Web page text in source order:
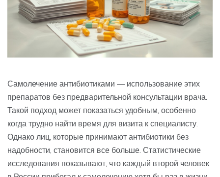
Самолечение антибиотиками — использование этих
препаратов без предварительной консультации врача.
Такой подход может показаться удобным, особенно
когда трудно найти время для визита к специалисту.
Однако лиц, которые принимают антибиотики без
надобности, становится все больше. Статистические
исследования показывают, что каждый второй человек